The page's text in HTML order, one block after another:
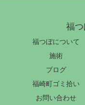
福
福つぼについて
施術
ブログ
福崎町ゴミ拾い
お問い合わせ